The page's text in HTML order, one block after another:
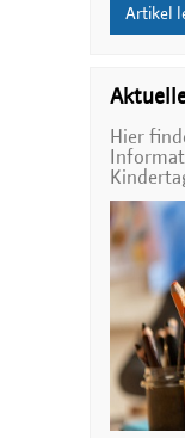
Artikel
Hier